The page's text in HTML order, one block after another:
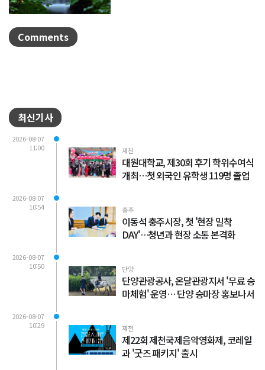
Comments
최신기사
2026-08-07
11:00
제천
대원대학교, 제30회 후기 학위수여식
개최…첫 외국인 유학생 119명 졸업
2026-08-07
10:54
충주
이동석 충주시장, 첫 '현장 밀착
DAY'…청년과 현장 소통 본격화
2026-08-07
10:50
단양
단양관광공사, 온달관광지서 '무료 승
마체험' 운영… 단양 승마장 홍보나서
2026-08-07
10:29
제천
제22회 제천국제음악영화제, 코레일
과 '굿즈 패키지' 출시